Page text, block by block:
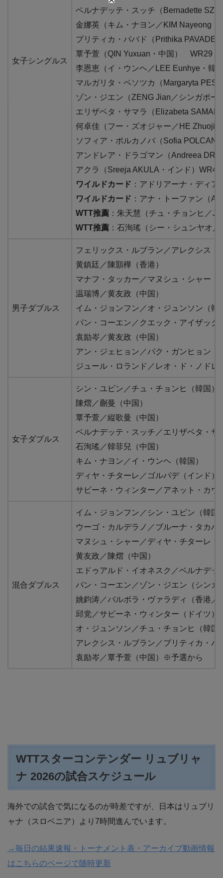
女子シングルス
ベルナデッテ・スッチ（Bernadette
金娜英（キム・ナヨン／KIM Nayeong・
プリティカ・パバド（Prithika PAVADE
覃予萱（QIN Yuxuan・中国） WR29
李恩恵（イ・ウンヘ／LEE Eunhye・韓
マルガリタ・ペソツカ（Margaryta
ゾン・ジエン（ZENG Jian／シンガポー
エリザベタ・サマラ（Elizabeta
何卓佳（フー・ズオジャー／HE Zhuojia
ソフィア・ポルカノバ（Sofia
アンドレア・ドラゴマン（Andreea
アクラ（Sreeja AKULA・インド）WR46
ワイルドカード ：アドリアーナ・ディ
ワイルドカード ：アナ・トーファン（
WTT推薦 ：朱天慧（チュ・チョンヒ／
WTT推薦 ：石洵瑤（シー・シュンヤオ
男子ダブルス
フェリックス・ルブラン／アレクシス・
黄鎮廷／陳顥樺（香港）
マナフ・タッカー／マヌシュ・シャー（
温瑞博／黄友政（中国）
イム・ジョンフン／オ・ジュンソン（韓
パン・コーエン／クエック・アイザック
袁励岑／黄友政（中国）
アン・ジェヒョン／パク・ガンヒョン（
ジュール・ロランド／レオ・ド・ノドレ
女子ダブルス
シン・ユビン／チュ・チョンヒ（韓国）
陳熠／蒯曼（中国）
覃予萱／縦歌曼（中国）
ベルナデッテ・スッチ／エリザベタ・サ
石洵瑤／韓菲兒（中国）
キム・ナヨン／イ・ウンヘ（韓国）
ディヤ・チターレ／ゴルパデ（インド）
サビーネ・ウィンター／アネット・カ
混合ダブルス
イム・ジョンフン／シン・ユビン（韓国
ウーゴ・カルデラノ／ブルーナ・タカハ
マヌシュ・シャー／ディヤ・チターレ（
黄友政／陳熠（中国）
エドゥアルド・イオネスク／ベルナデッ
パン・コーエン／ゾン・ジエン（シンガ
姚鈞涛／バルボラ・ヴァラディ（香港／
邱党／サビーネ・ウィンター（ドイツ）
オ・ジュンソン／チュ・チョンヒ（韓
アレクシス・ルブラン／プリティカ・
袁励岑／覃予萱（中国）※予選から
WTTスターコンテンダー リュブリャ
ナ 2026の試合スケジュール
海外での試合で気になるのが時差ですが、日本はリュブリ
ャナ（スロベニア）より7時間進んでいます。
→毎日の結果速報・トーナメント表・アーカイブ動画情報
はこちらのページで随時更新